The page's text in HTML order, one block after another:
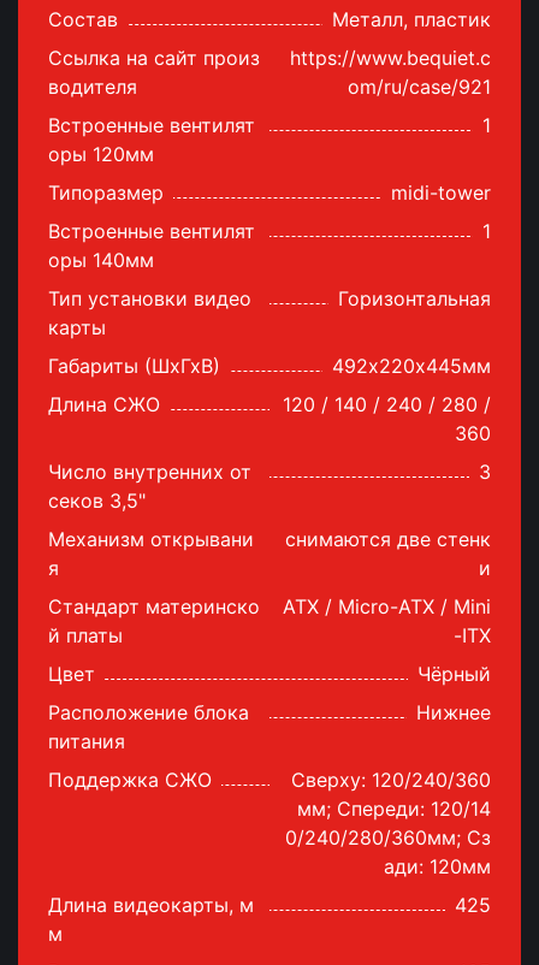
Состав
Металл, пластик
Ссылка на сайт произ
водителя
https://www.bequiet.c
om/ru/case/921
Встроенные вентилят
оры 120мм
1
Типоразмер
midi-tower
Встроенные вентилят
оры 140мм
1
Тип установки видео
карты
Горизонтальная
Габариты (ШхГхВ)
492х220х445мм
Длина СЖО
120 / 140 / 240 / 280 /
360
Число внутренних от
секов 3,5"
3
Механизм открывани
я
снимаются две стенк
и
Стандарт материнско
й платы
ATX / Micro-ATX / Mini
-ITX
Цвет
Чёрный
Расположение блока
питания
Нижнее
Поддержка СЖО
Сверху: 120/240/360
мм; Спереди: 120/14
0/240/280/360мм; Сз
ади: 120мм
Длина видеокарты, м
м
425